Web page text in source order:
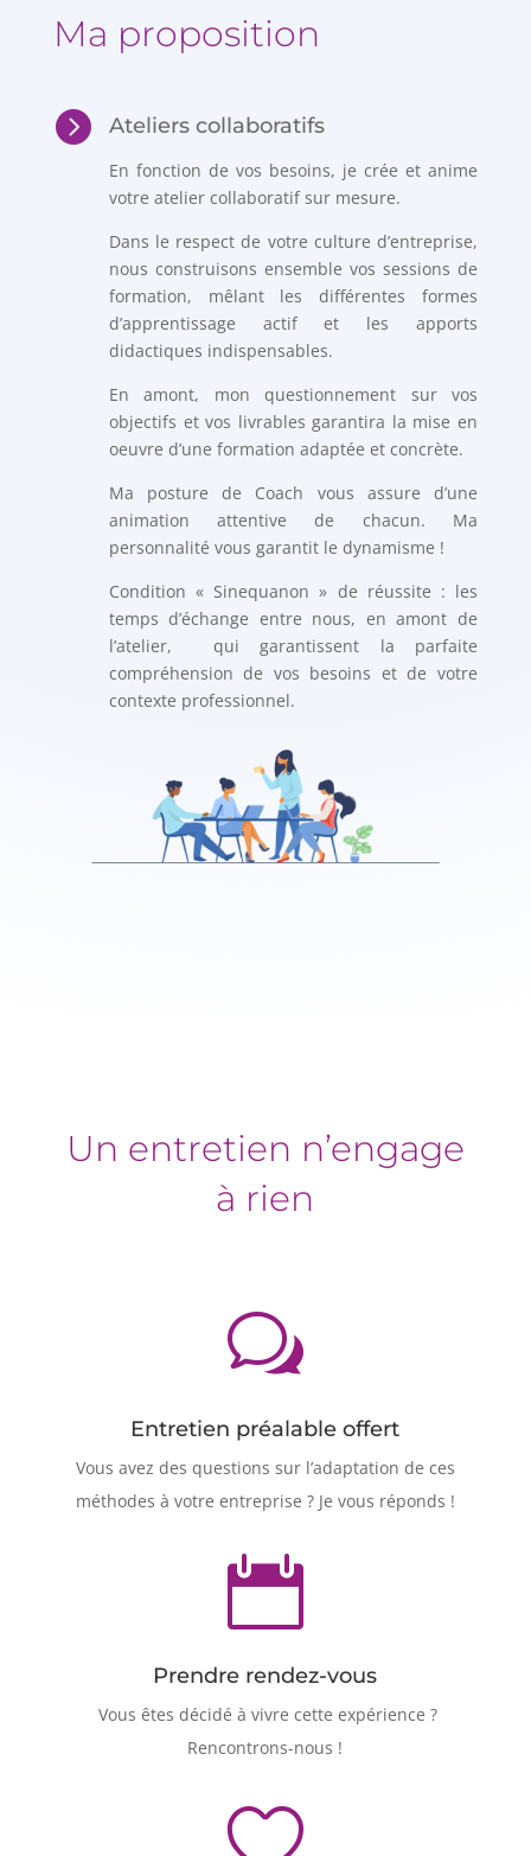
Ma proposition
 Ateliers collaboratifs
En fonction de vos besoins, je crée et anime
votre atelier collaboratif sur mesure.
Dans le respect de votre culture d’entreprise,
nous construisons ensemble vos sessions de
formation, mêlant les différentes formes
d’apprentissage actif et les apports
didactiques indispensables.
En amont, mon questionnement sur vos
objectifs et vos livrables garantira la mise en
oeuvre d’une formation adaptée et concrète.
Ma posture de Coach vous assure d’une
animation attentive de chacun. Ma
personnalité vous garantit le dynamisme !
Condition « Sinequanon » de réussite : les
temps d’échange entre nous, en amont de
l’atelier, qui garantissent la parfaite
compréhension de vos besoins et de votre
contexte professionnel.
Un entretien n’engage
à rien
w
Entretien préalable offert
Vous avez des questions sur l’adaptation de ces
méthodes à votre entreprise ? Je vous réponds !

Prendre rendez-vous
Vous êtes décidé à vivre cette expérience ?
Rencontrons-nous !
